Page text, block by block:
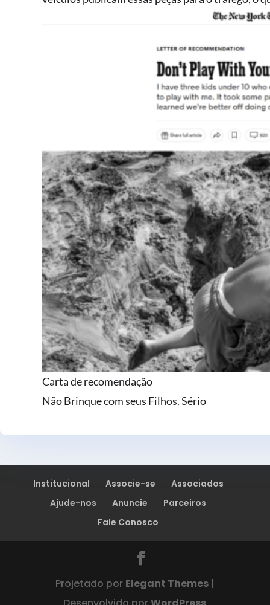
Carta de recomendação
Não Brinque com seus Filhos. Sério
Institucional Associe-se
Associados
Ajude-nos
Anuncie
Parceiros
Fale Conosco
Projetado por Elegant Themes|